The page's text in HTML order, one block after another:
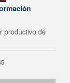
productivo de